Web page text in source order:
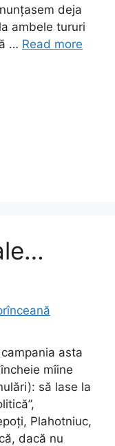
deja
ambele tururi
… Read more
asta
mîine
să lase la
Plahotniuc,
dacă nu